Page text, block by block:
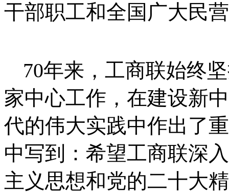
干部职工和全国广大民
70年来，工商联始终
家中心工作，在建设新
代的伟大实践中作出了
中写到：希望工商联深
主义思想和党的二十大